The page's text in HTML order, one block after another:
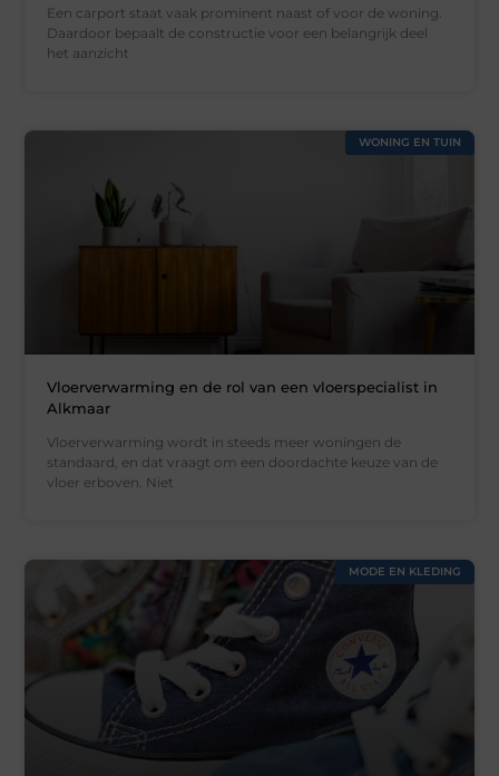
Een carport staat vaak prominent naast of voor de woning.
Daardoor bepaalt de constructie voor een belangrijk deel
het aanzicht
WONING EN TUIN
Vloerverwarming en de rol van een vloerspecialist in
Alkmaar
Vloerverwarming wordt in steeds meer woningen de
standaard, en dat vraagt om een doordachte keuze van de
vloer erboven. Niet
MODE EN KLEDING